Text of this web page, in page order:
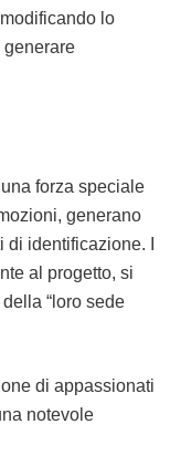
lo
gener­are
forza spe­ciale
gen­er­a­no
iden­ti­fi­cazione. I
al prog­et­to, si
“loro sede
di appas­sion­ati
notev­ole